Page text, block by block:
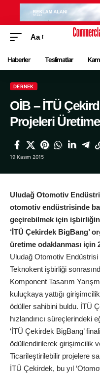
Aa
Haberler Teslimatlar
DERNEK
OİB – İTÜ
Projeleri
19 Kasım 2015
Uludağ Otomotiv
otomotiv endüstrisinde
geçirebilmek için
‘İTÜ Çekirdek BigBang’
üretime odaklanması için
Uludağ Otomotiv Endüstrisi
Teknokent işbirliği
Komponent Tasarım
kuluçkaya yattığı
ödüller sahibini buldu. İTÜ
hızlandırıcı süreçlerindeki
‘İTÜ Çekirdek BigBang’
ödüllendirilerek girişimcilik
Ticarileştirilebilir projelere
İTÜ Çekirdek, bu yıl